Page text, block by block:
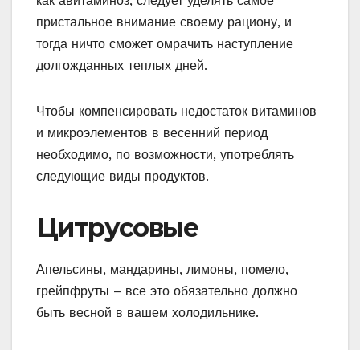
пристальное внимание своему рациону, и
тогда ничто сможет омрачить наступление
долгожданных теплых дней.
Чтобы компенсировать недостаток витаминов
и микроэлементов в весенний период
необходимо, по возможности, употреблять
следующие виды продуктов.
Цитрусовые
Апельсины, мандарины, лимоны, помело,
грейпфруты – все это обязательно должно
быть весной в вашем холодильнике.